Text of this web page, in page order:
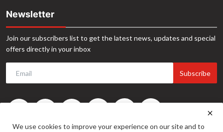
Newsletter
Join our subscribers list to get the latest news, updates and special
offers directly in your inbox
Subscribe
We use cookies to improve your experience on our site and to